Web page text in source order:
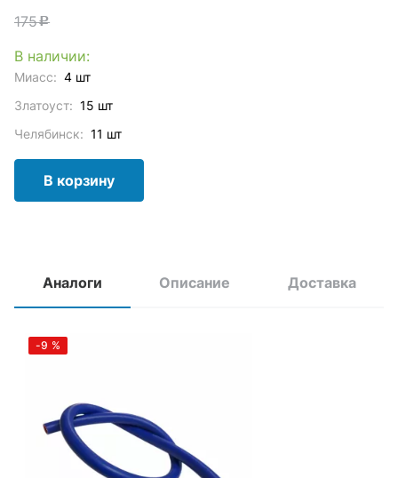
175c
В наличии:
Миасс: 4 шт
Златоуст: 15 шт
Челябинск: 11 шт
В корзину
Аналоги Описание Доставка
-9 %